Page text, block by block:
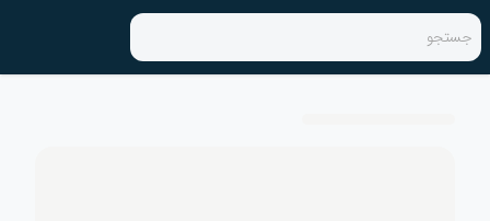
جستجو